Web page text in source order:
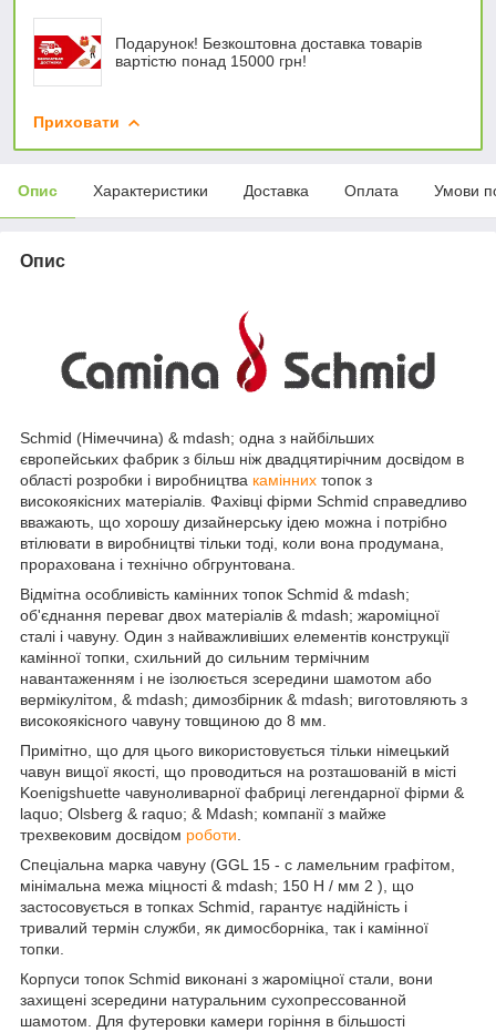
Подарунок! Безкоштовна доставка товарів
вартістю понад 15000 грн!
Приховати
Опис Характеристики Доставка Оплата Умови
Опис
Schmid (Німеччина) & mdash; одна з найбільших
європейських фабрик з більш ніж двадцятирічним досвідом в
області розробки і виробництва камінних топок з
високоякісних матеріалів. Фахівці фірми Schmid справедливо
вважають, що хорошу дизайнерську ідею можна і потрібно
втілювати в виробництві тільки тоді, коли вона продумана,
прорахована і технічно обгрунтована.
Відмітна особливість камінних топок Schmid & mdash;
об'єднання переваг двох матеріалів & mdash; жароміцної
сталі і чавуну. Один з найважливіших елементів конструкції
камінної топки, схильний до сильним термічним
навантаженням і не ізолюється зсередини шамотом або
вермікулітом, & mdash; димозбірник & mdash; виготовляють з
високоякісного чавуну товщиною до 8 мм.
Примітно, що для цього використовується тільки німецький
чавун вищої якості, що проводиться на розташованій в місті
Koenigshuette чавуноливарної фабриці легендарної фірми &
laquo; Olsberg & raquo; & Mdash; компанії з майже
трехвековим досвідом роботи
Спеціальна марка чавуну (GGL 15 - c ламельним графітом,
мінімальна межа міцності & mdash; 150 Н / мм 2 ), що
застосовується в топках Schmid, гарантує надійність і
тривалий термін служби, як димосборніка, так і камінної
топки.
Корпуси топок Schmid виконані з жароміцної стали, вони
захищені зсередини натуральним сухопрессованной
шамотом. Для футеровки камери горіння в більшості